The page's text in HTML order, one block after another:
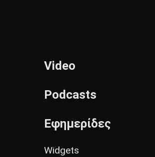
Video
Podcasts
Εφημερίδες
Widgets